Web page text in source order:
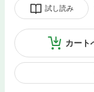
試し読み
カート